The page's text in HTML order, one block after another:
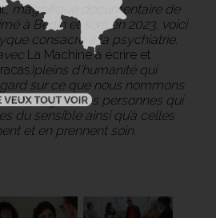
, magnifique documentaire de
à Berlin et sorti en 2023, voici
consacré à la psychiatrie.
La Machine à écrire et
)pleins d’humanité qui
sur ce que nous nommons
hommage à ces personnes qui
du sensible ainsi qu’à celles
et en prennent soin.